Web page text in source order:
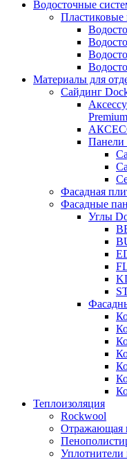
Водосточные
Пластиковые
Материалы для
Сайдинг
Панели
Фасадная
Фасадные
Углы
Теплоизоляция
Rockwool
Отражающая